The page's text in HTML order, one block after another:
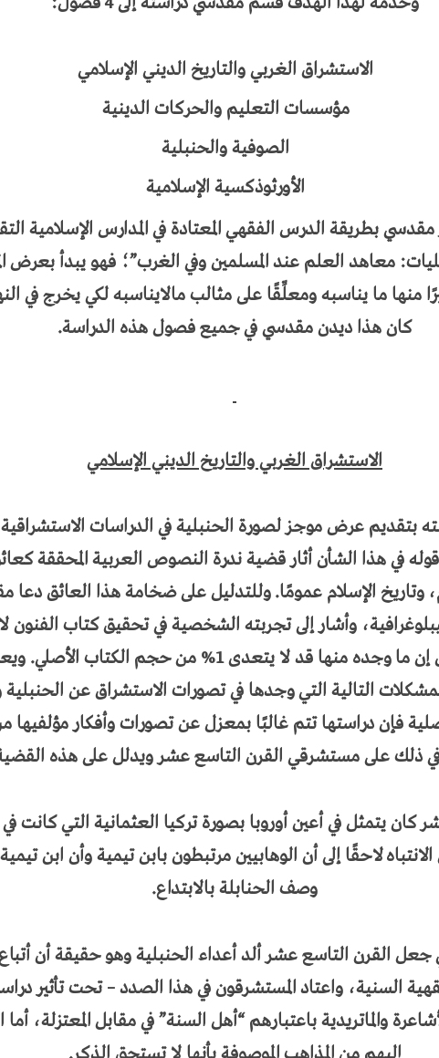
الاستشراق الغربي والتاريخ الديني الإسلامي
مؤسسات التعليم والحركات الدينية
الصوفية والحنبلية
الأورثوذكسية الإسلامية
مقدسي بطريقة الدرس الفقهي المعتادة في المدارس الإسلامية
معاهد العلم عند المسلمين وفي الغرب”؛ فهو يبدأ بعرض
منها ما يناسبه ومعلِّقًا على مثالب مالايناسبه لكي يخرج في
كان هذا ديدن مقدسي في جميع فصول هذه الدراسة.
الاستشراق الغربي والتاريخ الديني الإسلامي
بتقديم عرض موجز لصورة الحنبلية في الدراسات
قوله في هذا الشأن أثار قضية ندرة النصوص العربية المحققة
وتاريخ الإسلام عمومًا. وللتدليل على ضخامة هذا العائق دعا
وأشار إلى تجربته الشخصية في تحقيق كتاب الفنون
قد لا يتعدى 1% من حجم الكتاب الأصلي
.
التالية التي وجدها في تصورات الاستشراق عن الحنبلية
فإن دراستها تتم غالبًا بمعزل عن تصورات وأفكار مؤلفيها
ذلك على مستشرقي القرن التاسع عشر ويدلل على هذه
كان يتمثل في أعين أوروبا بصورة تركيا العثمانية التي كانت
لاحقًا إلى أن الوهابيين مرتبطون بابن تيمية وأن ابن
وصف الحنابلة بالابتداع.
القرن التاسع عشر ألد أعداء الحنبلية وهو حقيقة أن أتباع
السنية، واعتاد المستشرقون في هذا الصدد – تحت تأثير
والماتريدية باعتبارهم “أهل السنة” في مقابل المعتزلة،